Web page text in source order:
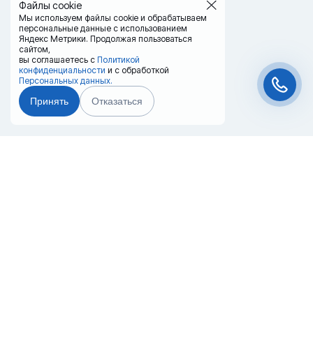
Файлы cookie
Мы используем файлы cookie и обрабатываем
персональные данные с использованием
Яндекс Метрики. Продолжая пользоваться
сайтом,
вы соглашаетесь с Политикой
конфиденциальности и с обработкой
Персональных данных.
Принять Отказаться